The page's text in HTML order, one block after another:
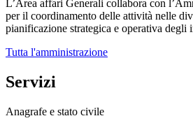
L’Area affari Generali collabora con
per il coordinamento delle attività nelle
pianificazione strategica e operativa degli
Tutta l'amministrazione
Servizi
Anagrafe e stato civile